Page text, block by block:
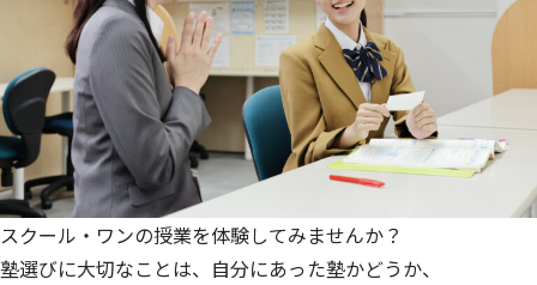
スクール・ワンの授業を体験してみませんか？
塾選びに大切なことは、自分にあった塾かどうか、